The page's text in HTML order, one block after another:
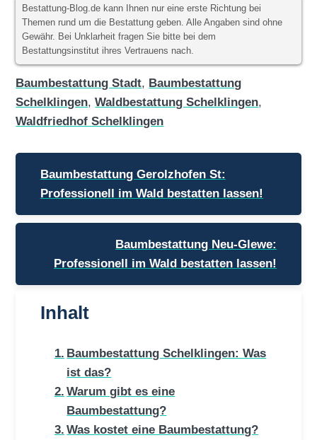
Bestattung-Blog.de kann Ihnen nur eine erste Richtung bei
Themen rund um die Bestattung geben. Alle Angaben sind ohne
Gewähr. Bei Unklarheit fragen Sie bitte bei dem
Bestattungsinstitut ihres Vertrauens nach.
Baumbestattung Stadt, Baumbestattung
Schelklingen,Waldbestattung Schelklingen,
Waldfriedhof Schelklingen
Beitragsnavigation
Baumbestattung Gerolzhofen St:
Professionell im Wald bestatten lassen!
Baumbestattung Neu-Glewe:
Professionell im Wald bestatten lassen!
Inhalt
Baumbestattung Schelklingen: Was
ist das?
Warum gibt es eine
Baumbestattung?
Was kostet eine Baumbestattung?